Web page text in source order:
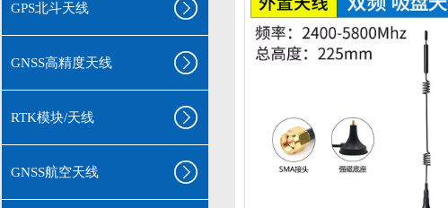
GPS北斗天线
GNSS高精度天线
RTK模块/天线
GNSS航空天线